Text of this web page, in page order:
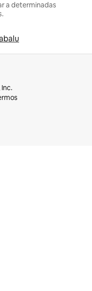
a determinadas